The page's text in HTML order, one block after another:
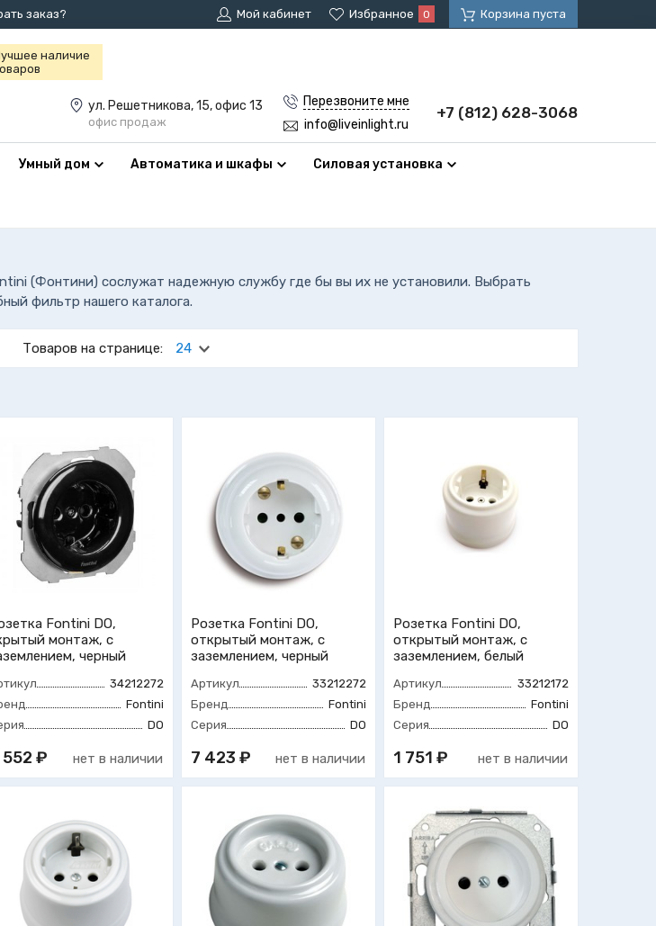
заказ? Мой кабинет Избранное 0 Корзина пуста
наличие
ул. Решетникова, 15, офис 13
офис продаж
Перезвоните мне
info@liveinlight.ru
+7 (812) 628-3068
Умный дом Автоматика и шкафы Силовая установка
(Фонтини) сослужат надежную службу где бы вы их не установили. Выбрать
фильтр нашего каталога.
Товаров на странице: 24
Fontini DO,
монтаж, с
черный
34212272
Fontini
DO
552 ₽ нет в наличии
Розетка Fontini DO,
открытый монтаж, с
заземлением, черный
Артикул
33212272
Бренд
Fontini
Серия
DO
7 423 ₽ нет в наличии
Розетка Fontini DO,
открытый монтаж, с
заземлением, белый
Артикул
33212172
Бренд
Fontini
Серия
DO
1 751 ₽ нет в наличии